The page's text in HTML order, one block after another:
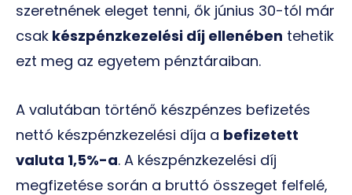
szeretnének eleget tenni, ők június 30-tól már
csak készpénzkezelési díj ellenében tehetik
ezt meg az egyetem pénztáraiban.
A valutában történő készpénzes befizetés
nettó készpénzkezelési díja a befizetett
valuta 1,5%-a. A készpénzkezelési díj
megfizetése során a bruttó összeget felfelé,